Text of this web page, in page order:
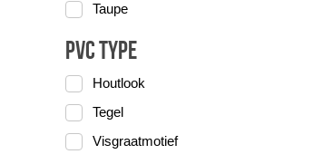
Taupe
PVC Type
Houtlook
Tegel
Visgraatmotief